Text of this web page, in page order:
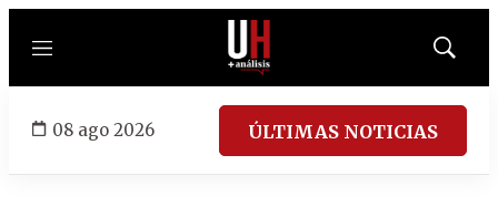
Menú
Mostrar
08 ago 2026 ÚLTIMAS NOTICIAS